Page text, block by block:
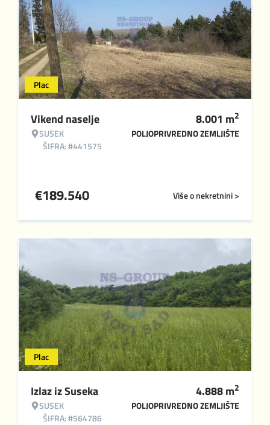
Plac
Vikend naselje
SUSEK
ŠIFRA: #441575
8.001 m2
POLJOPRIVREDNO ZEMLJIŠTE
Više o nekretnini >
€189.540
Plac
Izlaz iz Suseka
SUSEK
ŠIFRA: #564786
4.888m2
POLJOPRIVREDNO ZEMLJIŠTE